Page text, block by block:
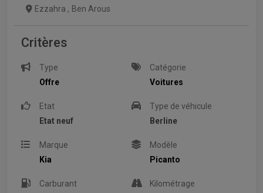
Ezzahra , Ben Arous
Critères
Type
Offre
Catégorie
Voitures
Etat
Etat neuf
Type de véhicule
Berline
Marque
Kia
Modèle
Picanto
Carburant
Kilométrage